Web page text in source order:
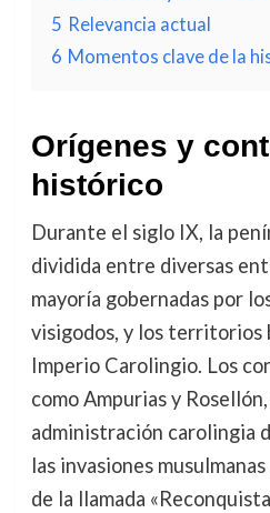
5 Relevancia actual
6 Momentos clave de la
Orígenes y
histórico
Durante el siglo IX, la
dividida entre diversas
mayoría gobernadas por
visigodos, y los territorios
Imperio Carolingio. Los
como Ampurias y
administración carolingia
las invasiones
de la llamada